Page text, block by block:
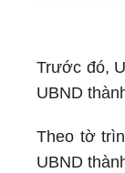
Trước đó,
UBND
Theo tờ
UBND